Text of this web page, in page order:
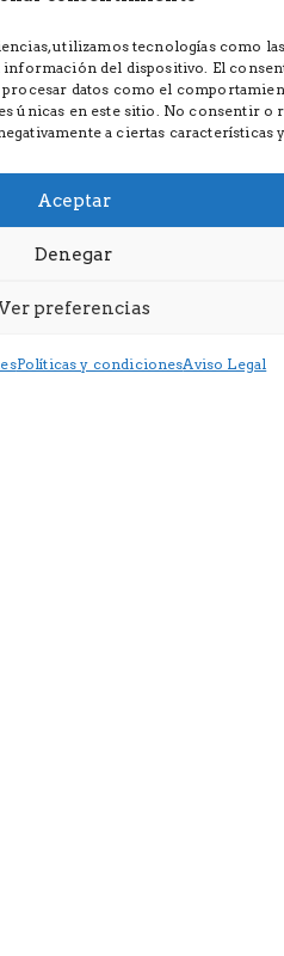
utilizamos tecnologías como
información del dispositivo. El
datos como el
únicas en este sitio. No consentir o
a ciertas características
Aceptar
Denegar
preferencias
Políticas y condicionesAviso Legal
usted acepta recibir
de nuestra parte y da su
su dirección de correo
.